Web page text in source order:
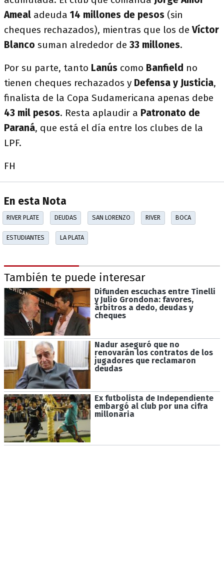
Ameal adeuda 14 millones de pesos (sin
cheques rechazados), mientras que los deVíctor
Blanco suman alrededor de 33 millones.
Por su parte, tanto Lanús como Banfield no
tienen cheques rechazados y Defensa y Justicia,
finalista de la Copa Sudamericana apenas debe
43 mil pesos. Resta aplaudir a Patronato de
Paraná, que está el día entre los clubes de la
LPF.
FH
En esta Nota
RIVER PLATE DEUDAS SAN LORENZO RIVER BOCA
ESTUDIANTES LA PLATA
También te puede interesar
Difunden escuchas entre Tinelli
y Julio Grondona: favores,
árbitros a dedo, deudas y
cheques
Nadur aseguró que no
renovarán los contratos de los
jugadores que reclamaron
deudas
Ex futbolista de Independiente
embargó al club por una cifra
millonaria